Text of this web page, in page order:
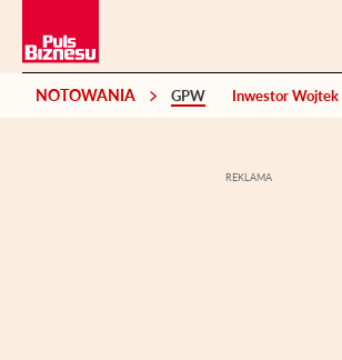
NOTOWANIA GPW Inwestor Wojtek